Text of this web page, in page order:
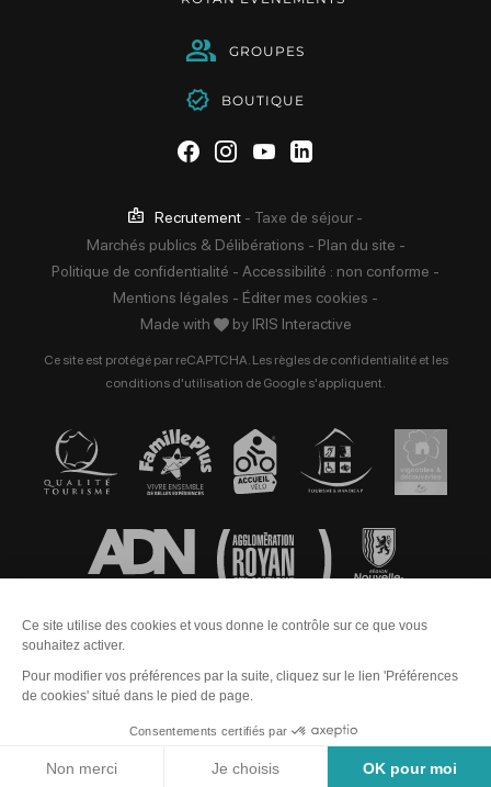
Contact
GROUPES
BOUTIQUE
Suivez-nous sur Facebook
Suivez-nous sur
Suivez-nous sur
Suivez-nous sur
Recrutement - Taxe de séjour -
Marchés publics & Délibérations - Plan du site -
Politique de confidentialité - Accessibilité : non conforme -
Mentions légales - Éditer mes cookies -
Made with
by IRIS Interactive
Ce site est protégé par reCAPTCHA. Les règles de confidentialitéet les
conditions d'utilisation de Google s'appliquent.